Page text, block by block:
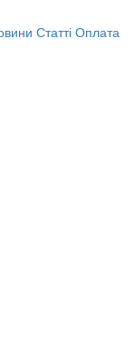
Статті Оплата